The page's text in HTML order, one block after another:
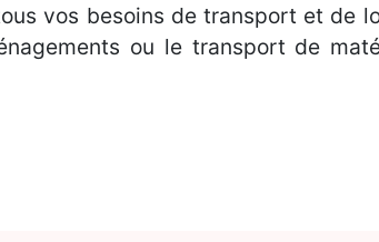
vos besoins de transport et de
ou le transport de